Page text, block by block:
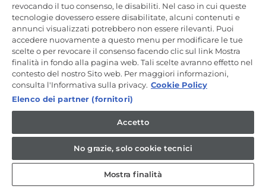
CANDY HOOVER GROUP S.r.I. - a Socio Unico - SEDE LEGALE: Via
Comolli, 57 - 20861 Brugherio (MB) - Italia - SEDI AMMINISTRATIVE:
Via Privata Eden Fumagalli snc - 20861 Brugherio (MB) e Via Trento
n. 20/A-22 - 20871 Vimercate (MB) - Italia - Tel.: +39.039.2086.1 - Fax:
+39.039.2086.237 - Capitale sociale € 35.000.000,00 i.v. - Cod.
Fiscale e n. iscr. al Registro Imprese di Milano-Monza-Brianza-Lodi
04666310158 - P. IVA 00786860965 - Numero REA: MB-1033934 -
direzione e coordinamento di Candy S.p.A. - Casella PEC:
candyhoovergroupsrl@legalmail.it
IT / Italiano
revocando il tuo consenso, le disabiliti. Nel caso in cui queste
tecnologie dovessero essere disabilitate, alcuni contenuti e
annunci visualizzati potrebbero non essere rilevanti. Puoi
accedere nuovamente a questo menu per modificare le tue
scelte o per revocare il consenso facendo clic sul link Mostra
finalità in fondo alla pagina web. Tali scelte avranno effetto nel
contesto del nostro Sito web. Per maggiori informazioni,
consulta l'Informativa sulla privacy. Cookie Policy
Elenco dei partner (fornitori)
Accetto
No grazie, solo cookie tecnici
Mostra finalità